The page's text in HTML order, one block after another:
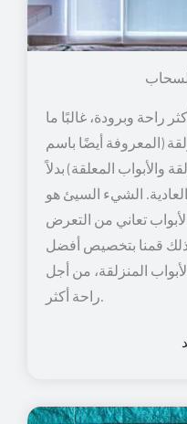
راحة وبرودة، غالبًا ما
(المعروفة أيضًا باسم
والأبواب المعلقة) بدلاً
الشيء السيئ هو
الأبواب تعاني من التعرض
قمنا بتخصيص أفضل
المنزلقة، من أجل
راحة أكثر.